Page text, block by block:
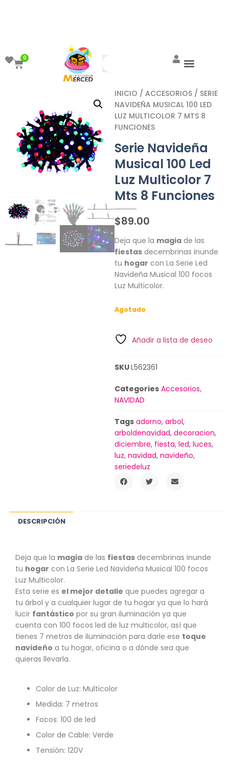
0
INICIO / ACCESORIOS / SERIE
NAVIDEÑA MUSICAL 100 LED
LUZ MULTICOLOR 7 MTS 8
FUNCIONES
Serie Navideña
Musical 100 Led
Luz Multicolor 7
Mts 8 Funciones
$89.00
Deja que la magia de las
fiestas decembrinas inunde
tu hogar con La Serie Led
Navideña Musical 100 focos
Luz Multicolor.
Agotado
Añadir a lista de deseo
SKUL562361
Categories Accesorios,
NAVIDAD
Tags adorno, arbol,
arboldenavidad, decoracion,
diciembre, fiesta, led, luces,
luz, navidad, navideño,
seriedeluz
DESCRIPCIÓN
Deja que la magia de las fiestas decembrinas inunde
tu hogar con La Serie Led Navideña Musical 100 focos
Luz Multicolor.
Esta serie es el mejor detalle que puedes agregar a
tu árbol y a cualquier lugar de tu hogar ya que lo hará
lucir fantástico por su gran iluminación ya que
cuenta con 100 focos led de luz multicolor, así que
tienes 7 metros de iluminación para darle ese toque
navideño a tu hogar, oficina o a dónde sea que
quieras llevarla.
Color de Luz: Multicolor
Medida: 7 metros
Focos: 100 de led
Color de Cable: Verde
Tensión: 120V